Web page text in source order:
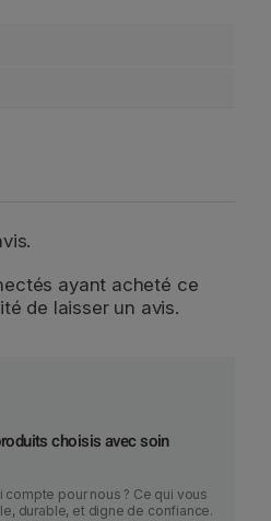
ayant acheté ce
de laisser un avis.
choisis avec soin
compte pour nous ? Ce qui vous
durable, et digne de confiance.